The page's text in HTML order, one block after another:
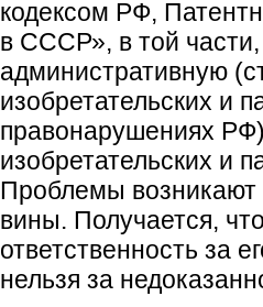
кодексом РФ,
в СССР», в той
административную
изобретательских и
правонарушениях
изобретательских и
Проблемы возникают
вины. Получается,
ответственность за
нельзя за